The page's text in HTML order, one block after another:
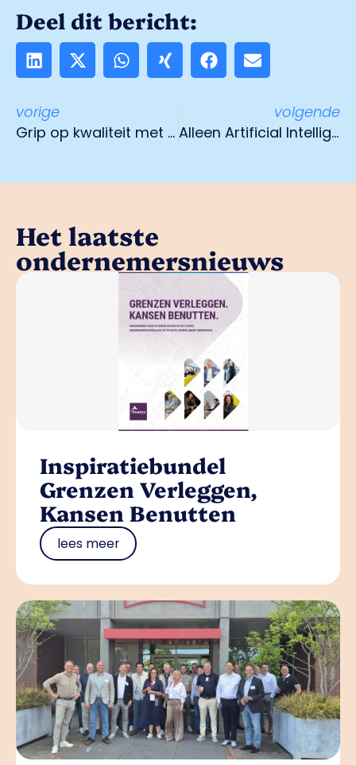
Deel dit bericht:
vorige
Grip op kwaliteit met een eigen smaakpanel
volgende
Alleen Artificial Intelligence is niet dé oplossing voor de krapte op de arbeidsmarkt
Het laatste
ondernemersnieuws
Inspiratiebundel
Grenzen Verleggen,
Kansen Benutten
lees meer